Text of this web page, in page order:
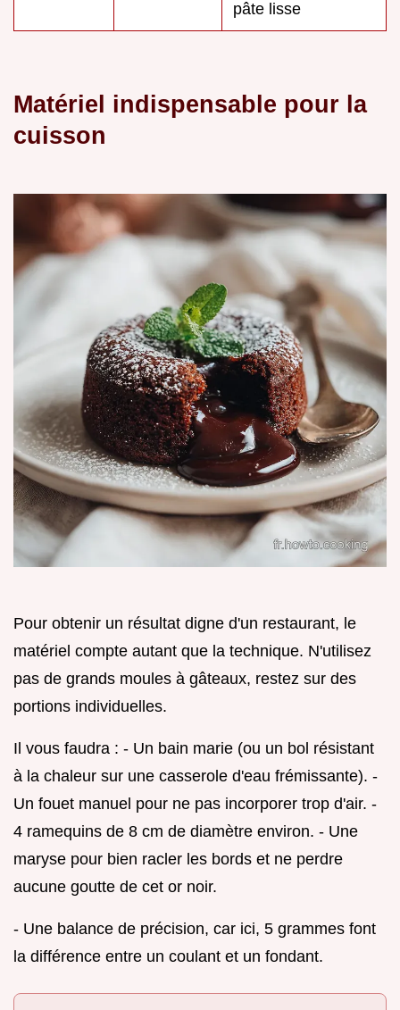
pâte lisse
Matériel indispensable pour la
cuisson
Pour obtenir un résultat digne d'un restaurant, le
matériel compte autant que la technique. N'utilisez
pas de grands moules à gâteaux, restez sur des
portions individuelles.
Il vous faudra : - Un bain marie (ou un bol résistant
à la chaleur sur une casserole d'eau frémissante). -
Un fouet manuel pour ne pas incorporer trop d'air. -
4 ramequins de 8 cm de diamètre environ. - Une
maryse pour bien racler les bords et ne perdre
aucune goutte de cet or noir.
- Une balance de précision, car ici, 5 grammes font
la différence entre un coulant et un fondant.